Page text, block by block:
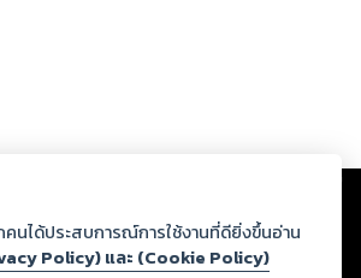
หลดผ่านเว็บไซต์และปรากฏว่าละเมิดสิทธิใน
ลอื่นหรือขัดต่อกฎหมายและศีลธรรม ดังนั้น ผู้อ่าน
นการกลั่นกรองด้วยตนเอง และหากท่านพบว่าส่วน
คนได้ประสบการณ์การใช้งานที่ดียิ่งขึ้นอ่าน
Policy) และ (Cookie Policy)